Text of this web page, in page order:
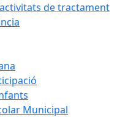
de tractament
Municipal